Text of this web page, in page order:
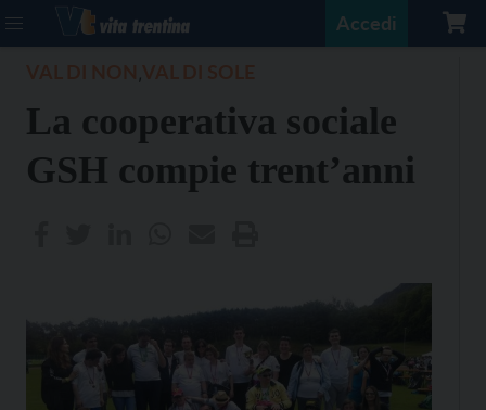
Accedi
,
La cooperativa sociale
GSH compie trent’anni